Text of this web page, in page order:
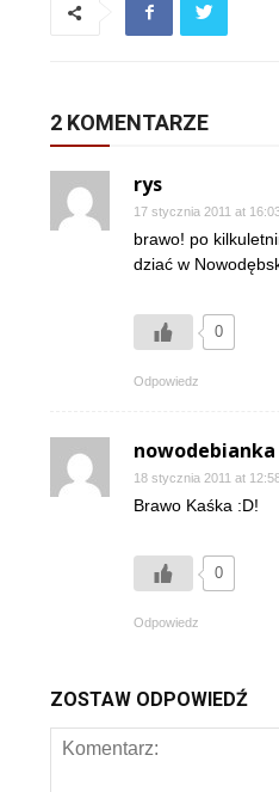
2 KOMENTARZE
rys
17 stycznia 2011 at
brawo! po
dziać w
0
Odpowiedz
nowodebianka
18 stycznia 2011 at
Brawo Kaśka :D!
0
Odpowiedz
ZOSTAW ODPOWIEDŹ